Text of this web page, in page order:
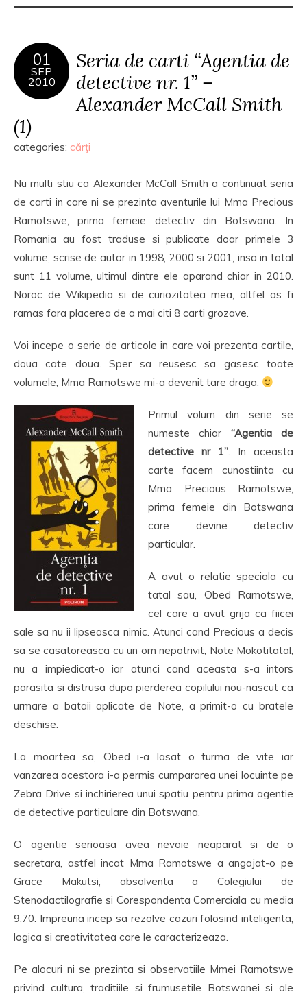
01
SEP
2010
Seria de carti “Agentia de
detective nr. 1” –
Alexander McCall Smith
(1)
categories: cărţi
Nu multi stiu ca Alexander McCall Smith a continuat seria
de carti in care ni se prezinta aventurile lui Mma Precious
Ramotswe, prima femeie detectiv din Botswana. In
Romania au fost traduse si publicate doar primele 3
volume, scrise de autor in 1998, 2000 si 2001, insa in total
sunt 11 volume, ultimul dintre ele aparand chiar in 2010.
Noroc de Wikipedia si de curiozitatea mea, altfel as fi
ramas fara placerea de a mai citi 8 carti grozave.
Voi incepe o serie de articole in care voi prezenta cartile,
doua cate doua. Sper sa reusesc sa gasesc toate
volumele, Mma Ramotswe mi-a devenit tare draga.
Primul volum din serie se
numeste chiar “Agentia de
detective nr 1”. In aceasta
carte facem cunostiinta cu
Mma Precious Ramotswe,
prima femeie din Botswana
care devine detectiv
particular.
A avut o relatie speciala cu
tatal sau, Obed Ramotswe,
cel care a avut grija ca fiicei
sale sa nu ii lipseasca nimic. Atunci cand Precious a decis
sa se casatoreasca cu un om nepotrivit, Note Mokotitatal,
nu a impiedicat-o iar atunci cand aceasta s-a intors
parasita si distrusa dupa pierderea copilului nou-nascut ca
urmare a bataii aplicate de Note, a primit-o cu bratele
deschise.
La moartea sa, Obed i-a lasat o turma de vite iar
vanzarea acestora i-a permis cumpararea unei locuinte pe
Zebra Drive si inchirierea unui spatiu pentru prima agentie
de detective particulare din Botswana.
O agentie serioasa avea nevoie neaparat si de o
secretara, astfel incat Mma Ramotswe a angajat-o pe
Grace Makutsi, absolventa a Colegiului de
Stenodactilografie si Corespondenta Comerciala cu media
9.70. Impreuna incep sa rezolve cazuri folosind inteligenta,
logica si creativitatea care le caracterizeaza.
Pe alocuri ni se prezinta si observatiile Mmei Ramotswe
privind cultura, traditiile si frumusetile Botswanei si ale